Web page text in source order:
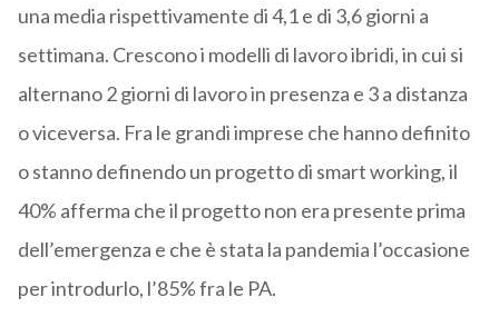
una media rispettivamente di 4,1 e di 3,6 giorni a
settimana. Crescono i modelli di lavoro ibridi, in cui si
alternano 2 giorni di lavoro in presenza e 3 a distanza
o viceversa. Fra le grandi imprese che hanno definito
o stanno definendo un progetto di smart working, il
40% afferma che il progetto non era presente prima
dell’emergenza e che è stata la pandemia l’occasione
per introdurlo, l’85% fra le PA.